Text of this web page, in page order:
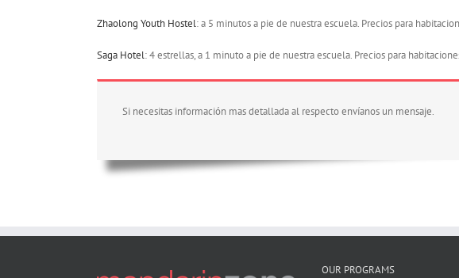
Zhaolong Youth Hostel:a 5 minutos a pie de nuestra escuela. Precios para
Saga Hotel: 4 estrellas, a 1 minuto a pie de nuestra escuela. Precios para
Si necesitas información mas detallada al respecto envíanos un mensaje.
OUR PROGRAMS